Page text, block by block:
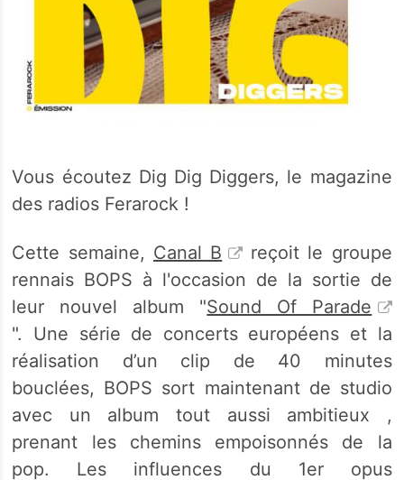
Vous écoutez Dig Dig Diggers, le magazine
des radios Ferarock !
Cette semaine, Canal B
reçoit le groupe
rennais BOPS à l'occasion de la sortie de
leur nouvel album "Sound Of Parade
". Une série de concerts européens et la
réalisation d’un clip de 40 minutes
bouclées, BOPS sort maintenant de studio
avec un album tout aussi ambitieux ,
prenant les chemins empoisonnés de la
pop. Les influences du 1er opus